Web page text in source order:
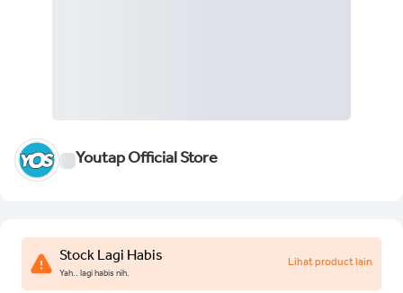
Youtap Official Store
Stock Lagi Habis
Yah.. lagi habis nih.
Lihat product lain